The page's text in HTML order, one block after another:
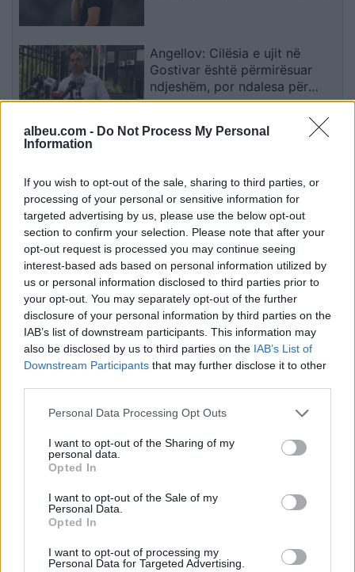
albeu.com - Do Not Process My Personal
Information
If you wish to opt-out of the sale, sharing to third parties, or
processing of your personal or sensitive information for
targeted advertising by us, please use the below opt-out
section to confirm your selection. Please note that after your
opt-out request is processed you may continue seeing
interest-based ads based on personal information utilized by
us or personal information disclosed to third parties prior to
your opt-out. You may separately opt-out of the further
disclosure of your personal information by third parties on the
IAB’s list of downstream participants. This information may
also be disclosed by us to third parties on the IAB’s List of
Downstream Participants that may further disclose it to other
Personal Data Processing Opt Outs
I want to opt-out of the Sharing of my
personal data.
Opted In
I want to opt-out of the Sale of my
Personal Data.
Opted In
I want to opt-out of processing my
Personal Data for Targeted Advertising.
Angellov: Cilësia e ujit në
Gostivar është përmirësuar
ndjeshëm, por ndalesa për
konsum mbetet në fuqi
Kategorinë e Parë
Esim for Global
Esim for USA|Esim for Italy| Esim for Spain|Esim